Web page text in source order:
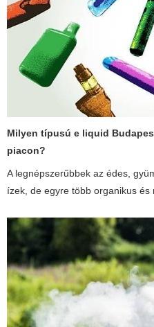
Milyen típusú e liquid
piacon?
A legnépszerűbbek az édes,
ízek, de egyre több organikus és